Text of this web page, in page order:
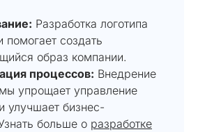
Разработка логотипа
помогает создать
образ компании.
процессов: Внедрение
упрощает управление
улучшает бизнес-
больше о разработке